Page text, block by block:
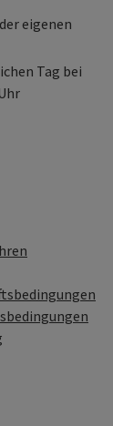
eigenen
Tag bei